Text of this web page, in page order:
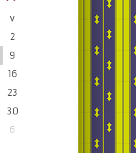
v
2
9
16
23
30
6